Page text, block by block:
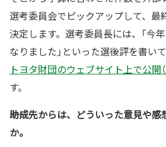
選考委員会でピックアップして、最
決定します。選考委員長には、「今
なりました」といった選後評を書い
トヨタ財団のウェブサイト上で公開
す。
――助成先からは、どういった意見や
か。